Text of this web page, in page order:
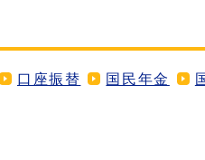
口座振替 国民年金